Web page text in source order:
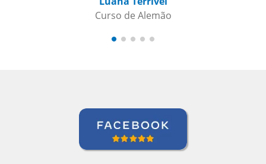
Curso de Alemão